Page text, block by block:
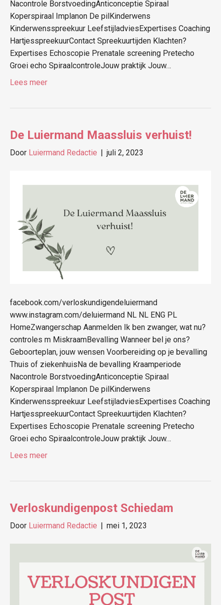
Nacontrole BorstvoedingAnticonceptie Spiraal
Koperspiraal Implanon De pilKinderwens
Kinderwensspreekuur LeefstijladviesExpertises Coaching
HartjesspreekuurContact Spreekuurtijden Klachten?
Expertises Echoscopie Prenatale screening Pretecho
Groei echo SpiraalcontroleJouw praktijk Jouw…
Lees meer
De Luiermand Maassluis verhuist!
Door Luiermand Redactie | juli 2, 2023
facebook.com/verloskundigendeluiermand
www.instagram.com/deluiermand NL NL ENG PL
HomeZwangerschap Aanmelden Ik ben zwanger, wat nu?
controles m MiskraamBevalling Wanneer bel je ons?
Geboorteplan, jouw wensen Voorbereiding op je bevalling
Thuis of ziekenhuisNa de bevalling Kraamperiode
Nacontrole BorstvoedingAnticonceptie Spiraal
Koperspiraal Implanon De pilKinderwens
Kinderwensspreekuur LeefstijladviesExpertises Coaching
HartjesspreekuurContact Spreekuurtijden Klachten?
Expertises Echoscopie Prenatale screening Pretecho
Groei echo SpiraalcontroleJouw praktijk Jouw…
Lees meer
Verloskundigenpost Schiedam
Door Luiermand Redactie | mei 1, 2023